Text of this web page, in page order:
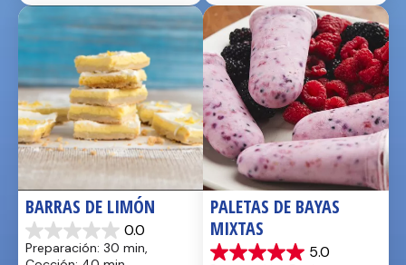
BARRAS DE LIMÓN
0.0
0.0
de
Preparación: 30 min,
PALETAS DE BAYAS
MIXTAS
5.0
5.0